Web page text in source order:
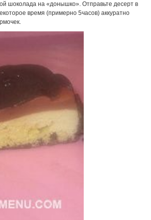
шоколада на «донышко». Отправьте десерт в
время (примерно 5часов) аккуратно